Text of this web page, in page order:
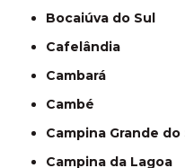
Bocaiúva do Sul
Cafelândia
Cambará
Cambé
Campina Grande do
Campina da Lagoa